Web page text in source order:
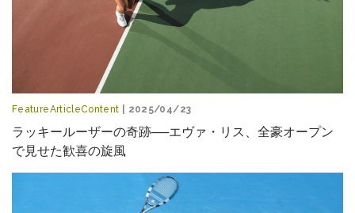
FeatureArticleContent | 2025/04/23
ラッキールーザーの奇跡──エヴァ・リス、全豪オープン
で見せた歓喜の旋風